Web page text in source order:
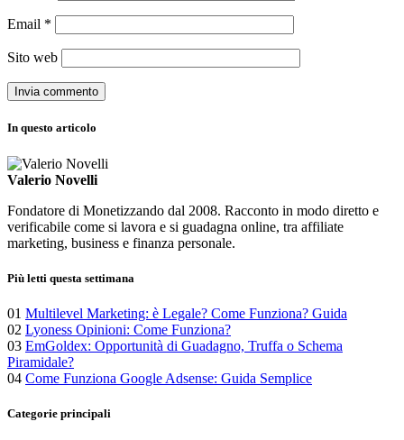
Email *
Sito web
In questo articolo
Valerio Novelli
Fondatore di Monetizzando dal 2008. Racconto in modo diretto e
verificabile come si lavora e si guadagna online, tra affiliate
marketing, business e finanza personale.
Più letti questa settimana
01 Multilevel Marketing: è Legale? Come Funziona? Guida
02 Lyoness Opinioni: Come Funziona?
03 EmGoldex: Opportunità di Guadagno, Truffa o Schema
Piramidale?
04 Come Funziona Google Adsense: Guida Semplice
Categorie principali